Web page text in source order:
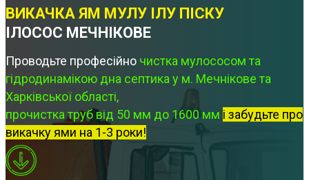
ВИКАЧКА ЯМ МУЛУ ІЛУ ПІСКУ
ІЛОСОС МЕЧНІКОВЕ
Проводьте професійно чистка мулососом та
гідродинамікою дна септика у м. Мечнікове та
Харківської області,
прочистка труб від 50 мм до 1600 мм і забудьте про
викачку ями на 1-3 роки!